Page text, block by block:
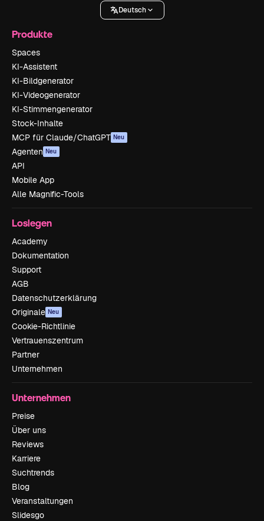
Deutsch
Produkte
Spaces
KI-Assistent
KI-Bildgenerator
KI-Videogenerator
KI-Stimmengenerator
Stock-Inhalte
MCP für Claude/ChatGPT Neu
Agenten Neu
API
Mobile App
Alle Magnific-Tools
Loslegen
Academy
Dokumentation
Support
AGB
Datenschutzerklärung
Originale Neu
Cookie-Richtlinie
Vertrauenszentrum
Partner
Unternehmen
Unternehmen
Preise
Über uns
Reviews
Karriere
Suchtrends
Blog
Veranstaltungen
Slidesgo